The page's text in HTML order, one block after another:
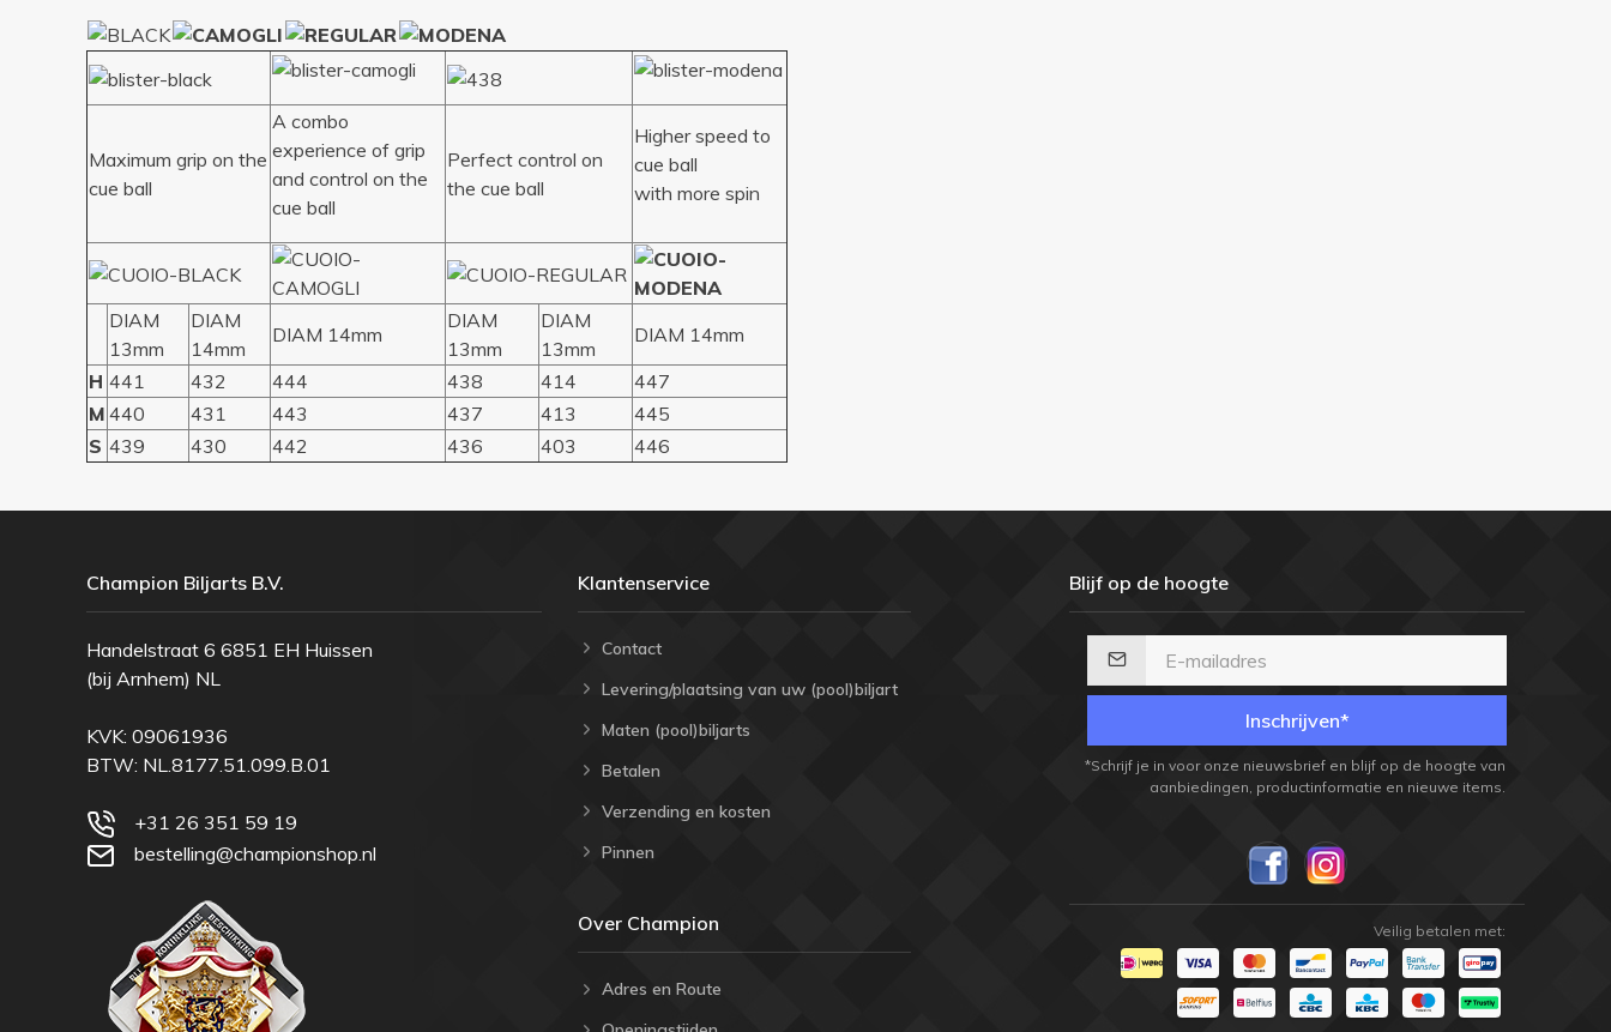
Maximum grip on the
cue ball
A combo
experience of grip
and control on the
cue ball
Perfect control on
the cue ball
Higher speed to
cue ball
with more spin
DIAM
13mm
DIAM
14mm
DIAM 14mm
DIAM
13mm
DIAM
13mm
DIAM 14mm
H 441 432 444 438 414
447
M 440 431 443 437 413
445
S 439 430 442 436 403 446
Champion Biljarts B.V.
Handelstraat 6 6851 EH Huissen
(bij Arnhem) NL
KVK: 09061936
BTW: NL.8177.51.099.B.01
+31 26 351 59 19
bestelling@championshop.nl
Klantenservice
Contact
Levering/plaatsing van uw (pool)biljart
Maten (pool)biljarts
Betalen
Verzending en kosten
Pinnen
Over Champion
Adres en Route
Blijf op de hoogte
Inschrijven*
*Schrijf je in voor onze nieuwsbrief en blijf op de hoogte van
aanbiedingen, productinformatie en nieuwe items.
Veilig betalen met: